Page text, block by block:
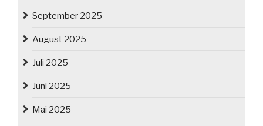
September 2025
August 2025
Juli 2025
Juni 2025
Mai 2025